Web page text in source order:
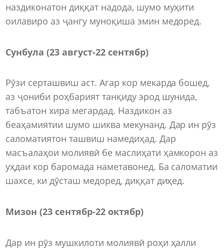
наздиконатон диққат надода, шумо муҳити
оилавиро аз ҷангу муноқиша эмин медоред.
Сунбула (23 август-22 сентябр)
Рӯзи серташвиш аст. Агар кор мекарда бошед,
аз ҷониби роҳбарият танқиду эрод шунида,
табъатон хира мегардад. Наздикон аз
беаҳамиятии шумо шиква мекунанд. Дар ин рӯз
саломатиятон ташвиш намедиҳад. Дар
масъалаҳои молиявӣ бе маслиҳати ҳамкорон аз
уҳдаи кор баромада наметавонед. Ба саломатии
шахсе, ки дӯсташ медоред, диққат диҳед.
Мизон (23 сентябр-22 октябр)
Дар ин рӯз мушкилоти молиявӣ роҳи ҳалли